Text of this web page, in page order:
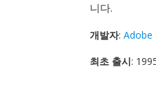
니다.
개발자: Adobe
최초 출시: